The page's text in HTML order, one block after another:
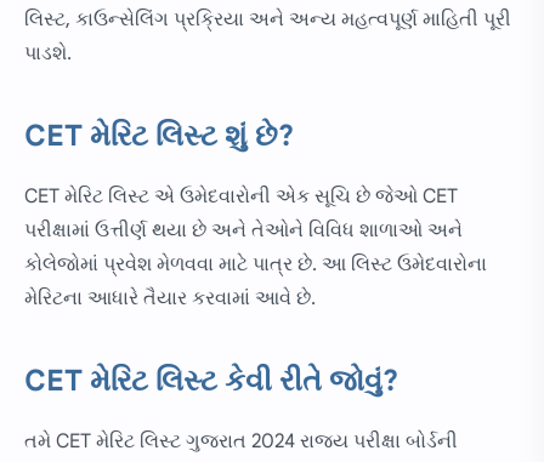
લિસ્ટ, કાઉન્સેલિંગ પ્રક્રિયા અને અન્ય મહત્વપૂર્ણ માહિતી પૂરી
પાડશે.
CET મેરિટ લિસ્ટ શું છે?
CET મેરિટ લિસ્ટ એ ઉમેદવારોની એક સૂચિ છે જેઓ CET
પરીક્ષામાં ઉત્તીર્ણ થયા છે અને તેઓને વિવિધ શાળાઓ અને
કોલેજોમાં પ્રવેશ મેળવવા માટે પાત્ર છે. આ લિસ્ટ ઉમેદવારોના
મેરિટના આધારે તૈયાર કરવામાં આવે છે.
CET મેરિટ લિસ્ટ કેવી રીતે જોવું?
તમે CET મેરિટ લિસ્ટ ગુજરાત 2024 રાજ્ય પરીક્ષા બોર્ડની